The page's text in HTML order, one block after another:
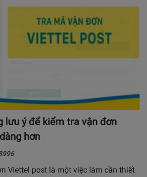
lưu ý để kiểm tra vận đơn
hơn
Viettel post là một việc làm cần thiết